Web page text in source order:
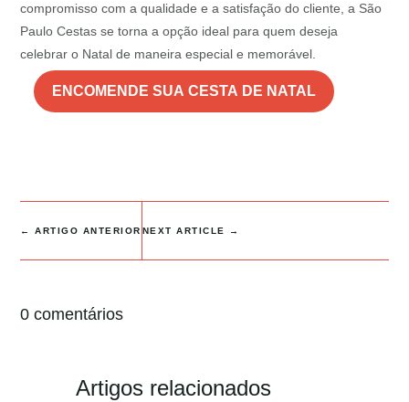
compromisso com a qualidade e a satisfação do cliente, a São
Paulo Cestas se torna a opção ideal para quem deseja
celebrar o Natal de maneira especial e memorável.
ENCOMENDE SUA CESTA DE NATAL
←ARTIGO ANTERIOR NEXT ARTICLE →
0 comentários
Artigos relacionados